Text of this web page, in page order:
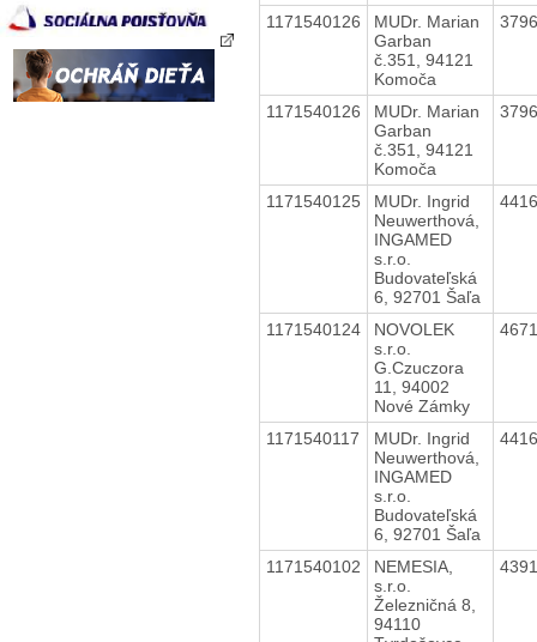
1171540126
MUDr. Marian
Garban
č.351, 94121
Komoča
1171540126
MUDr. Marian
Garban
č.351, 94121
Komoča
1171540125
MUDr. Ingrid
Neuwerthová,
INGAMED
s.r.o.
Budovateľská
6, 92701 Šaľa
1171540124
NOVOLEK
s.r.o.
G.Czuczora
11, 94002
Nové Zámky
1171540117
MUDr. Ingrid
Neuwerthová,
INGAMED
s.r.o.
Budovateľská
6, 92701 Šaľa
1171540102
NEMESIA,
s.r.o.
Železničná 8,
94110